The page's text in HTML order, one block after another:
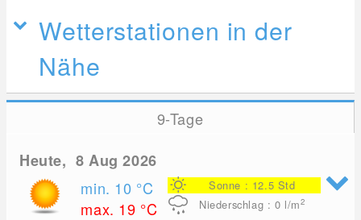
Wetterstationen in der
Nähe
9-Tage
Heute, 8 Aug 2026
min. 10 °C
max. 19 °C
Sonne : 12.5 Std
Niederschlag : 0 l/m2